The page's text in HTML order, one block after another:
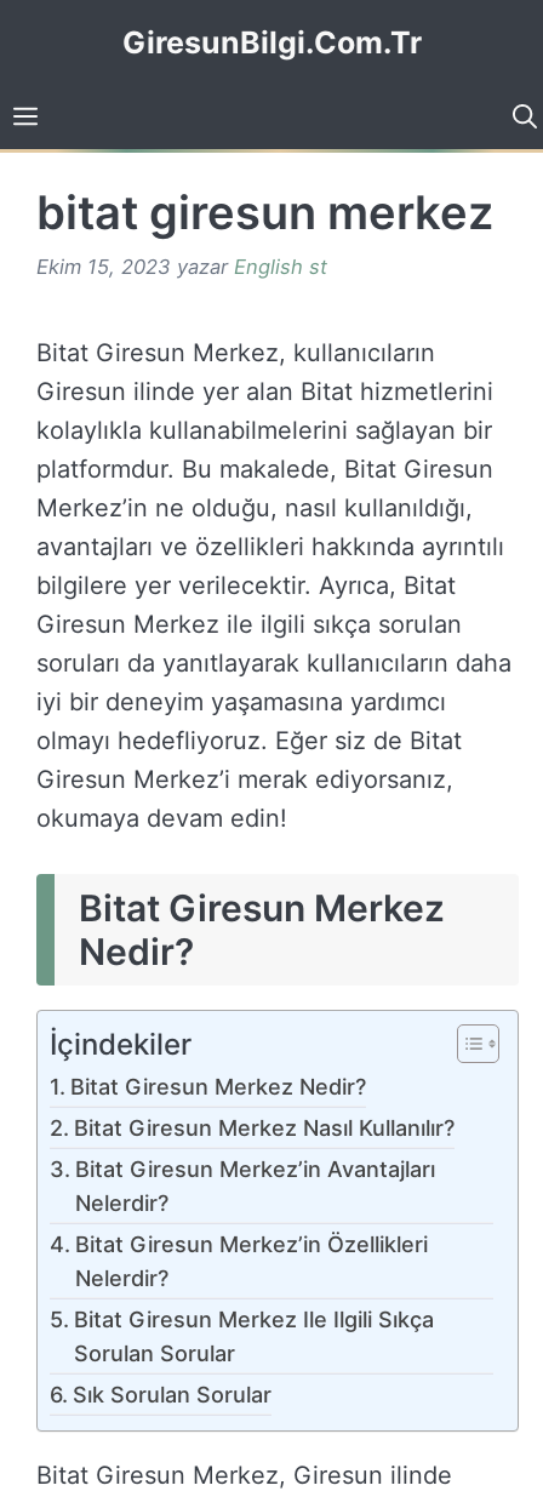
GiresunBilgi.Com.Tr
bitat giresun merkez
Ekim 15, 2023 yazar English st
Bitat Giresun Merkez, kullanıcıların
Giresun ilinde yer alan Bitat hizmetlerini
kolaylıkla kullanabilmelerini sağlayan bir
platformdur. Bu makalede, Bitat Giresun
Merkez’in ne olduğu, nasıl kullanıldığı,
avantajları ve özellikleri hakkında ayrıntılı
bilgilere yer verilecektir. Ayrıca, Bitat
Giresun Merkez ile ilgili sıkça sorulan
soruları da yanıtlayarak kullanıcıların daha
iyi bir deneyim yaşamasına yardımcı
olmayı hedefliyoruz. Eğer siz de Bitat
Giresun Merkez’i merak ediyorsanız,
okumaya devam edin!
Bitat Giresun Merkez
Nedir?
İçindekiler
Bitat Giresun Merkez Nedir?
Bitat Giresun Merkez Nasıl Kullanılır?
Bitat Giresun Merkez’in Avantajları
Nelerdir?
Bitat Giresun Merkez’in Özellikleri
Nelerdir?
Bitat Giresun Merkez Ile Ilgili Sıkça
Sorulan Sorular
Sık Sorulan Sorular
Bitat Giresun Merkez, Giresun ilinde